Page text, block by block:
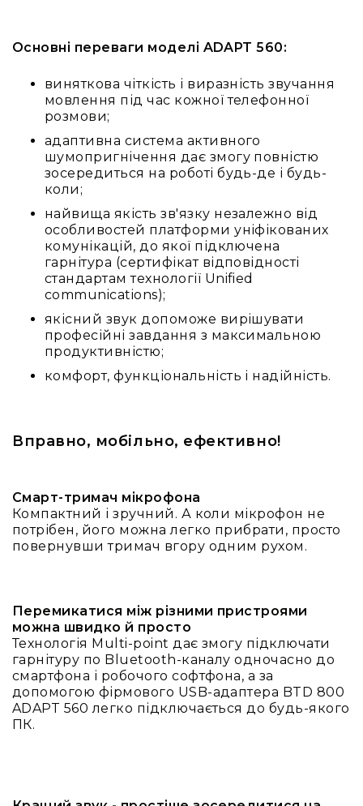
Мікрофони
Вокальні
Інструментальні
USB-
мікрофони
Конференційні
З
оголов'ям
Накамерні
Для
мобільних
пристроїв
Всі
мікрофони
та
Універсальні
Для
аудіофілів
Для
моніторингу
Для
Dj
та
студій
Основні переваги моделі ADAPT 560:
виняткова чіткість і виразність звучання
мовлення під час кожної телефонної
розмови;
адаптивна система активного
шумопригнічення дає змогу повністю
зосередиться на роботі будь-де і будь-
коли;
найвища якість зв'язку незалежно від
особливостей платформи уніфікованих
комунікацій, до якої підключена
гарнітура (сертифікат відповідності
стандартам технології Unified
communications);
якісний звук допоможе вирішувати
професійні завдання з максимальною
продуктивністю;
комфорт, функціональність і надійність.
Вправно, мобільно, ефективно!
Смарт-тримач мікрофона
Компактний і зручний. А коли мікрофон не
потрібен, його можна легко прибрати, просто
повернувши тримач вгору одним рухом.
Перемикатися між різними пристроями
можна швидко й просто
Технологія Multi-point дає змогу підключати
гарнітуру по Bluetooth-каналу одночасно до
смартфона і робочого софтфона, а за
допомогою фірмового USB-адаптера BTD 800
ADAPT 560 легко підключається до будь-якого
ПК.